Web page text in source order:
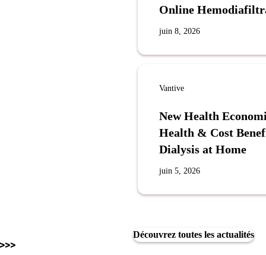
Online
juin 8, 2026
Vantive
New Health
Health & Cost
Dialysis at Home
juin 5, 2026
Découvrez toutes les actualités